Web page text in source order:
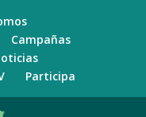
Campañas
Participa